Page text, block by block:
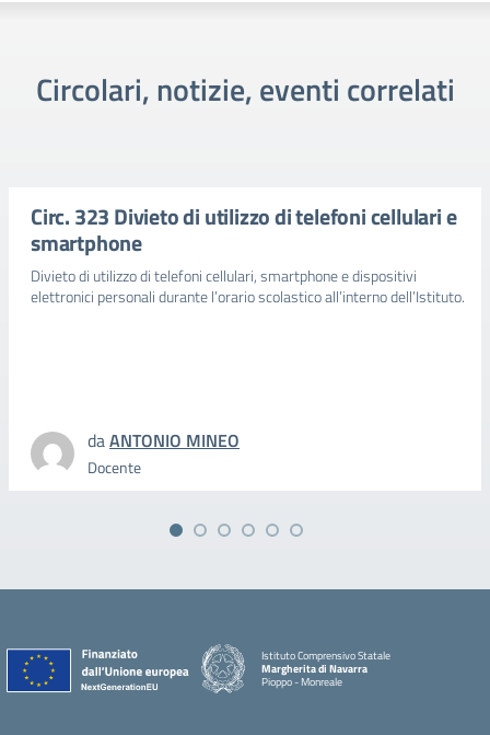
Circolari, notizie, eventi correlati
Circ. 323 Divieto di utilizzo di telefoni cellulari e
smartphone
Divieto di utilizzo di telefoni cellulari, smartphone e dispositivi
elettronici personali durante l’orario scolastico all’interno dell’Istituto.
daANTONIO MINEO
Docente
Istituto Comprensivo Statale
Margherita di Navarra
Pioppo - Monreale